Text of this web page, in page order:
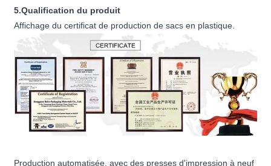
5.Qualification du produit
Affichage du certificat de production de sacs en plastique.
Production automatisée, avec des presses d'impression à neuf